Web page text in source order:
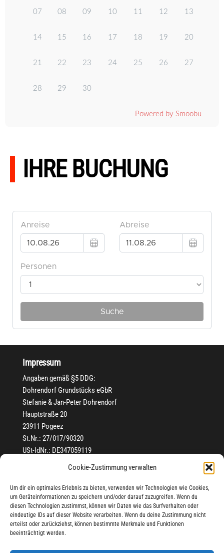
Cookie-Zustimmung verwalten
Um dir ein optimales Erlebnis zu bieten, verwenden wir Technologien wie Cookies,
um Geräteinformationen zu speichern und/oder darauf zuzugreifen. Wenn du
diesen Technologien zustimmst, können wir Daten wie das Surfverhalten oder
eindeutige IDs auf dieser Website verarbeiten. Wenn du deine Zustimmung nicht
erteilst oder zurückziehst, können bestimmte Merkmale und Funktionen
beeinträchtigt werden.
07 08 09 10 11 12 13
14 15 16 17 18 19 20
21 22 23 24 25 26 27
28 29 30
Powered by Smoobu
IHRE BUCHUNG
Impressum
Angaben gemäß §5 DDG:
Dohrendorf Grundstücks eGbR
Stefanie & Jan-Peter Dohrendorf
Hauptstraße 20
23911 Pogeez
St.Nr.: 27/017/90320
USt-IdNr.: DE347059119
Tel.: 0 45 41 - 885 97 24
info@fewoharztraum.de
Urheberrechtliche Hinweise